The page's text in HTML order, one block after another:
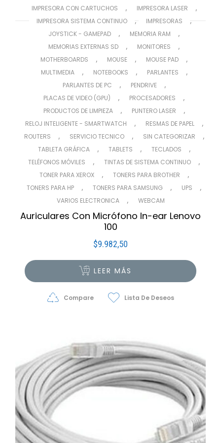
IMPRESORA CON CARTUCHOS , IMPRESORA LASER ,
IMPRESORA SISTEMA CONTINUO , IMPRESORAS ,
JOYSTICK - GAMEPAD , MEMORIA RAM ,
MEMORIAS EXTERNAS SD , MONITORES ,
MOTHERBOARDS , MOUSE , MOUSE PAD ,
MULTIMEDIA , NOTEBOOKS , PARLANTES ,
PARLANTES DE PC , PENDRIVE ,
PLACAS DE VIDEO (GPU) , PROCESADORES ,
PRODUCTOS DE LIMPIEZA , PUNTERO LASER ,
RELOJ INTELIGENTE - SMARTWATCH , RESMAS DE PAPEL ,
ROUTERS , SERVICIO TECNICO , SIN CATEGORIZAR ,
TABLETA GRÁFICA , TABLETS , TECLADOS ,
TELÉFONOS MÓVILES , TINTAS DE SISTEMA CONTINUO ,
TONER PARA XEROX , TONERS PARA BROTHER ,
TONERS PARA HP , TONERS PARA SAMSUNG , UPS ,
VARIOS ELECTRONICA , WEBCAM
Auriculares Con Micrófono In-ear Lenovo
100
$9.982,50
LEER MÁS
Compare Lista De Deseos